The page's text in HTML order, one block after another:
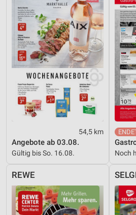
54,5 km
Angebote ab 03.08.
Gültig bis So. 16.08. Noch
REWE